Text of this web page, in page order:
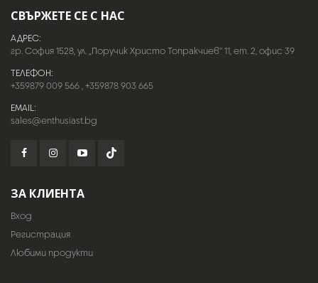
СВЪРЖЕТЕ СЕ С НАС
АДРЕС:
гр. София 1528, ул. „Поручик Христо Топракчиев“ 11, ет. 2, офис 39
ТЕЛЕФОН:
+359879 009 566,+359878 903 665
EMAIL:
sales@enthusiast.bg
ЗА КЛИЕНТА
Вход
Регистрация
Любими продукти